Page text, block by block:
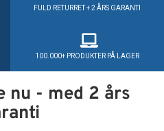
FULD RETURRET + 2 ÅRS GARANTI
100.000+ PRODUKTER PÅ LAGER
nu - med 2 års